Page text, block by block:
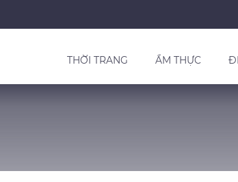
THỜI TRANG ẨM THỰC